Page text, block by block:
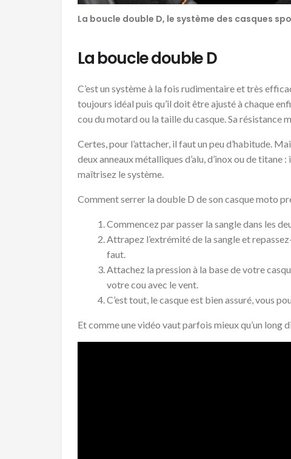
La boucle double D, le système des casques
La boucle double D
C’est un système à la fois rudimentaire et très
toujours idéal puis qu’il doit être ajusté à chaque
cou du motard ou la taille du casque. Sa résistance
Certes, pour l’attacher, il faut un peu d’habitude.
deux anneaux métalliques d’alu, d’inox ou de
maîtrisez le système.
Comment serrer la double D de son casque moto
Commencez par passer la sangle dans les
Attrapez l’extrémité de la sangle et
faut.
Attachez la pression à la base de votre
votre cou avec le vent.
C’est tout, le casque est bien assuré, vous
Et comme une vidéo vaut parfois mieux qu’un long